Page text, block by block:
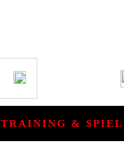
TRAINING & SPIEL